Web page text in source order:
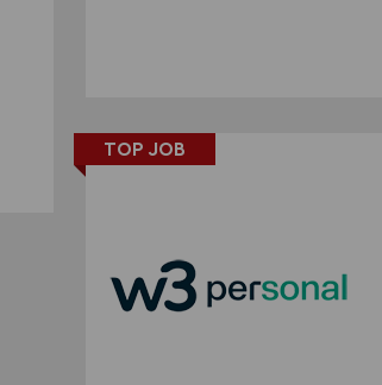
TOP JOB